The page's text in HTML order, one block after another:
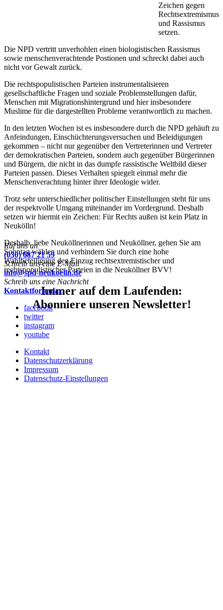
Zeichen gegen
Rechtsextremismus
und Rassismus
setzen.
Die NPD vertritt unverhohlen einen biologistischen Rassismus
sowie menschenverachtende Postionen und schreckt dabei auch
nicht vor Gewalt zurück.
Die rechtspopulistischen Parteien instrumentalisieren
gesellschaftliche Fragen und soziale Problemstellungen dafür,
Menschen mit Migrationshintergrund und hier insbesondere
Muslime für die dargestellten Probleme verantwortlich zu machen.
In den letzten Wochen ist es insbesondere durch die NPD gehäuft zu
Anfeindungen, Einschüchterungsversuchen und Beleidigungen
gekommen – nicht nur gegenüber den Vertreterinnen und Vertreter
der demokratischen Parteien, sondern auch gegenüber Bürgerinnen
und Bürgern, die nicht in das dumpfe rassistische Weltbild dieser
Parteien passen. Dieses Verhalten spiegelt einmal mehr die
Menschenverachtung hinter ihrer Ideologie wider.
Trotz sehr unterschiedlicher politischer Einstellungen steht für uns
der respektvolle Umgang miteinander im Vordergrund. Deshalb
setzen wir hiermit ein Zeichen: Für Rechts außen ist kein Platz in
Neukölln!
Deshalb, liebe Neuköllnerinnen und Neuköllner, gehen Sie am
Sonntag wählen und verhindern Sie durch eine hohe
Wahlbeteiligung den Einzug rechtsextremistischer und
rechtspopulistischer Parteien in die Neuköllner BVV!
Immer auf dem Laufenden:
Abonniere unseren Newsletter!
Ruf uns an
(030) 687 21 59
Schreib uns eine E-Mail
info@spd-neukoelln.de
Schreib uns eine Nachricht
Kontaktformular
facebook
twitter
instagram
youtube
Kontakt
Datenschutzerklärung
Impressum
Datenschutz-Einstellungen